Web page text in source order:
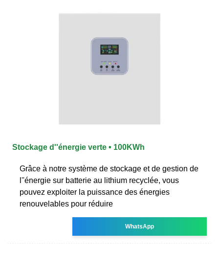
Stockage d''énergie verte • 100KWh
Grâce à notre système de stockage et de gestion de
l''énergie sur batterie au lithium recyclée, vous
pouvez exploiter la puissance des énergies
renouvelables pour réduire
WhatsApp